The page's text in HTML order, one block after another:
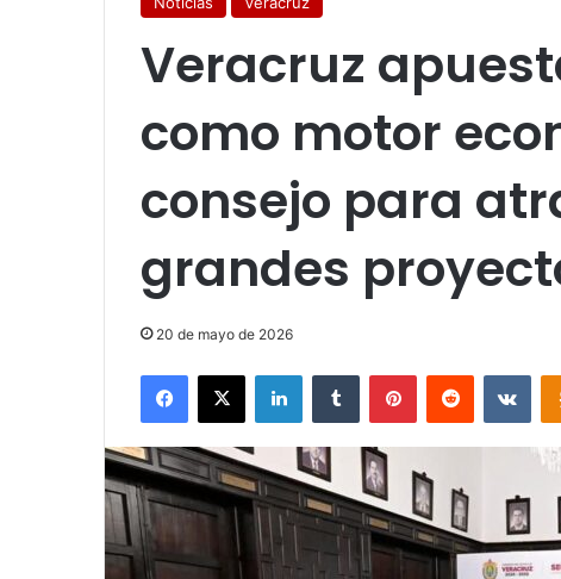
Veracruz
como motor
consejo para
grandes
20 de mayo de 2026
Facebook
X LinkedInTumblr PinterestReddit